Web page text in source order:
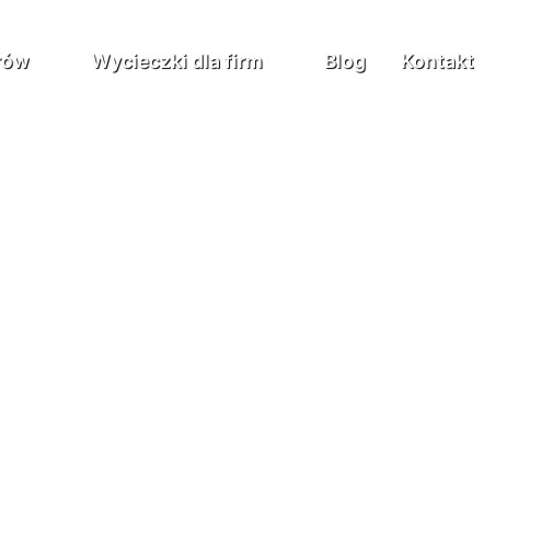
Wycieczki dla firm Blog Kontakt